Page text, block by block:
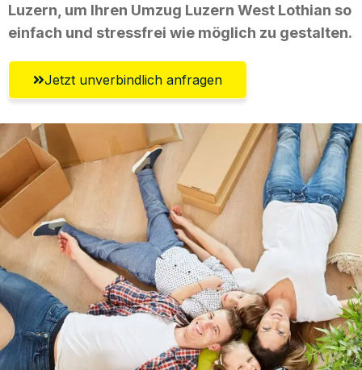
Luzern, um Ihren Umzug Luzern West Lothian so
einfach und stressfrei wie möglich zu gestalten.
Jetzt unverbindlich anfragen